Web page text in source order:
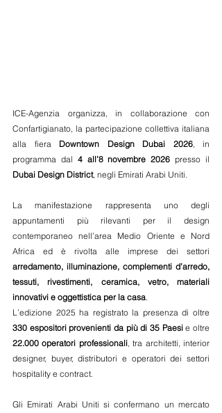
ICE-Agenzia organizza, in collaborazione con
Confartigianato, la partecipazione collettiva italiana
alla fiera Downtown Design Dubai 2026, in
programma dal 4 all’8 novembre 2026
Dubai Design District, negli Emirati Arabi Uniti.
La manifestazione rappresenta uno degli
appuntamenti più rilevanti per il design
contemporaneo nell’area Medio Oriente e Nord
arredamento, illuminazione, complementi d’arredo,
tessuti, rivestimenti, ceramica, vetro, materiali
innovativi e oggettistica per la casa.
330 espositori provenienti da più di 35 Paesi
22.000 operatori professionali, tra architetti, interior
designer, buyer, distributori e operatori dei settori
hospitality e contract.
Gli Emirati Arabi Uniti si confermano un mercato